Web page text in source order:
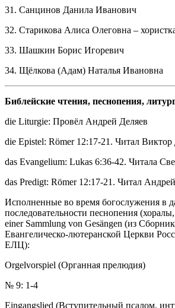
31. Санцинов Данила Иванович
32. Старикова Алиса Олеговна –
33. Шашкин Борис Игоревич
34. Щёлкова (Адам) Наталья Ивановна
Библейские чтения, песнопения,
die Liturgie: Провёл Андрей Деляев
die Epistel: Römer 12:17-21. Читал
das Evangelium: Lukas 6:36-42. Читала
das Predigt: Römer 12:17-21. Читал
Исполненные во время богослужения в
последовательности песнопения
einer Sammlung von Gesängen (из
Евангелическо-лютеранской Церкви
ЕЛЦ):
Orgelvorspiel (Органная прелюдия)
№ 9: 1-4
Eingangslied (Вступительный псалом,